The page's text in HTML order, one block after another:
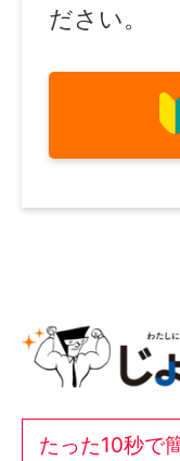
ださい。
たった10秒で